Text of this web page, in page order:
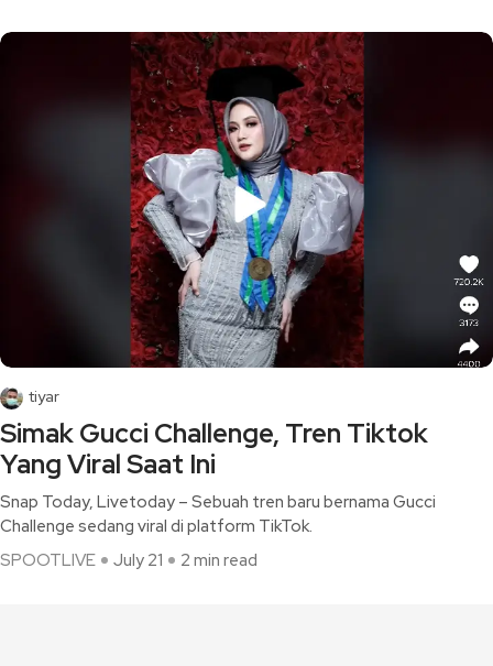
tiyar
Simak Gucci Challenge, Tren Tiktok
Yang Viral Saat Ini
Snap Today, Livetoday – Sebuah tren baru bernama Gucci
Challenge sedang viral di platform TikTok.
SPOOTLIVE
July 21 2 min read